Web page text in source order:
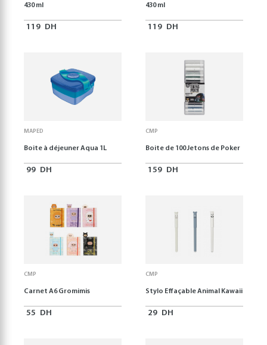
430 ml
119 DH
430 ml
119 DH
MAPED
Boite à déjeuner Aqua 1L
99 DH
CMP
Boite de 100 Jetons de Poker
159 DH
CMP
Carnet A6 Gromimis
55 DH
CMP
Stylo Effaçable Animal Kawaii
29 DH